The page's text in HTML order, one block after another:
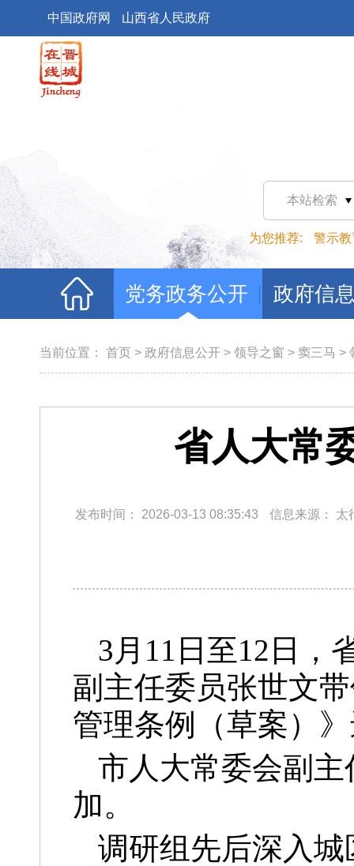
中国政府网 山西省人民政府
本站检索
为您推荐: 警示教
党务政务公开 政府信
当前位置： 首页 > 政府信息公开 > 领导之窗 > 窦三马 >
省人大常
发布时间： 2026-03-13 08:35:43 信息来源： 太
3月11日至12日，
副主任委员张世文
管理条例（草案）
市人大常委会副
加。
调研组先后深入